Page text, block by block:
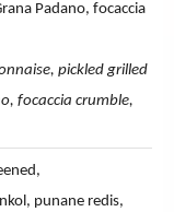
Padano, focaccia
pickled grilled
focaccia crumble,
punane redis,